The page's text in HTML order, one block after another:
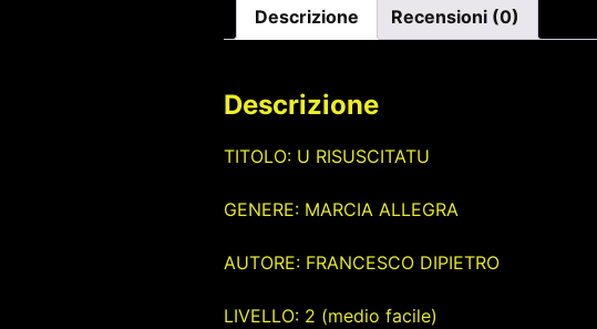
Descrizione Recensioni (0)
Descrizione
TITOLO: U RISUSCITATU
GENERE: MARCIA ALLEGRA
AUTORE: FRANCESCO DIPIETRO
LIVELLO: 2 (medio facile)